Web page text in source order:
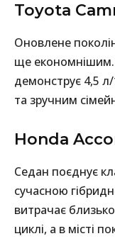
Toyota
Оновлене
ще економнішим.
демонструє 4,5
та зручним
Honda
Седан поєднує
сучасною
витрачає
циклі, а в місті